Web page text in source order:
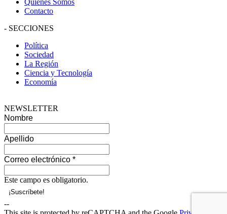
Contacto
- SECCIONES
Política
Sociedad
La Región
Ciencia y Tecnología
Economía
NEWSLETTER
Nombre
Apellido
Correo electrónico *
Este campo es obligatorio.
--